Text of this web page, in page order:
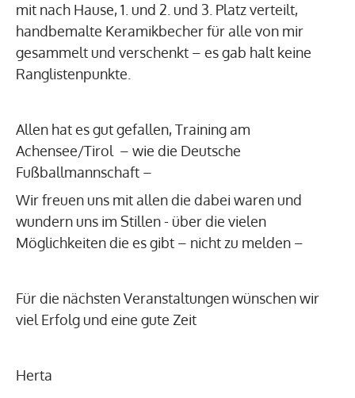
mit nach Hause, 1. und 2. und 3. Platz verteilt,
handbemalte Keramikbecher für alle von mir
gesammelt und verschenkt – es gab halt keine
Ranglistenpunkte.
Allen hat es gut gefallen, Training am
Achensee/Tirol – wie die Deutsche
Fußballmannschaft –
Wir freuen uns mit allen die dabei waren und
wundern uns im Stillen - über die vielen
Möglichkeiten die es gibt – nicht zu melden –
Für die nächsten Veranstaltungen wünschen wir
viel Erfolg und eine gute Zeit
Herta